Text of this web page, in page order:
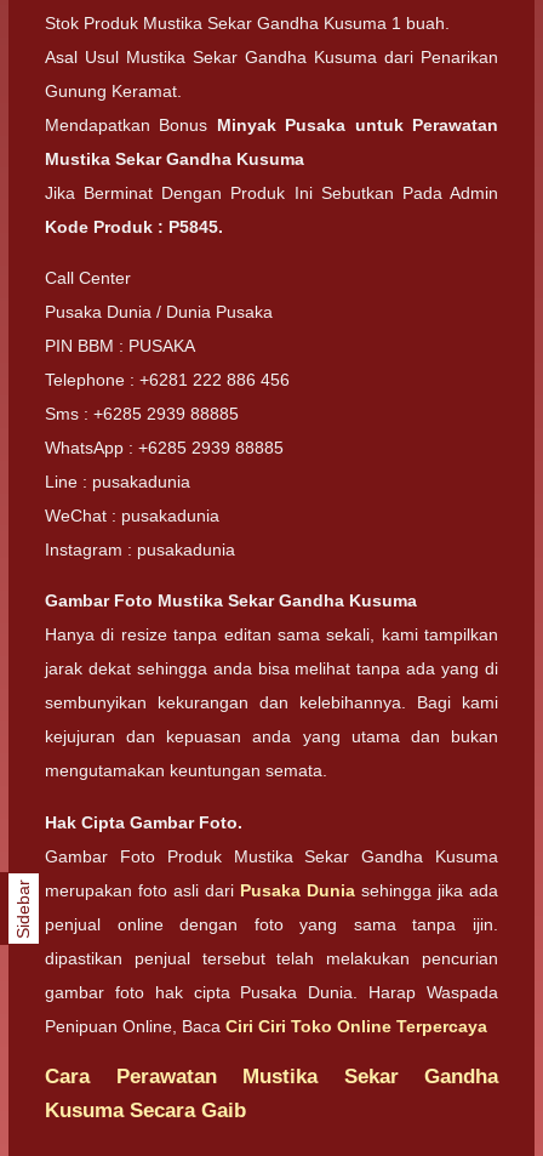
Stok Produk Mustika Sekar Gandha Kusuma 1 buah.
Asal Usul Mustika Sekar Gandha Kusuma dari Penarikan
Gunung Keramat.
Mendapatkan Bonus Minyak Pusaka untuk Perawatan
Mustika Sekar Gandha Kusuma
Jika Berminat Dengan Produk Ini Sebutkan Pada Admin
Kode Produk : P5845.
Call Center
Pusaka Dunia / Dunia Pusaka
PIN BBM : PUSAKA
Telephone : +6281 222 886 456
Sms : +6285 2939 88885
WhatsApp : +6285 2939 88885
Line : pusakadunia
WeChat : pusakadunia
Instagram : pusakadunia
Gambar Foto Mustika Sekar Gandha Kusuma
Hanya di resize tanpa editan sama sekali, kami tampilkan
jarak dekat sehingga anda bisa melihat tanpa ada yang di
sembunyikan kekurangan dan kelebihannya. Bagi kami
kejujuran dan kepuasan anda yang utama dan bukan
mengutamakan keuntungan semata.
Hak Cipta Gambar Foto.
Gambar Foto Produk Mustika Sekar Gandha Kusuma
merupakan foto asli dari Pusaka Dunia sehingga jika ada
penjual online dengan foto yang sama tanpa ijin.
dipastikan penjual tersebut telah melakukan pencurian
gambar foto hak cipta Pusaka Dunia. Harap Waspada
Penipuan Online, Baca Ciri Ciri Toko Online Terpercaya
Cara Perawatan Mustika Sekar Gandha
Kusuma Secara Gaib
Sidebar